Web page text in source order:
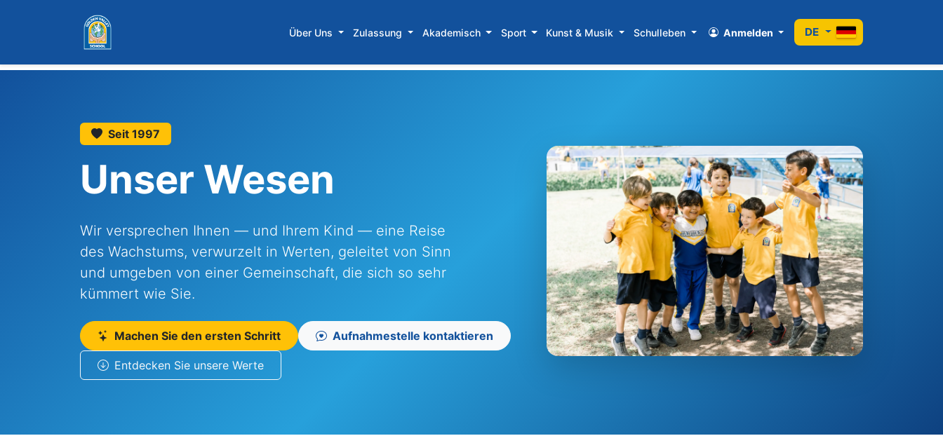
Über Uns Zulassung Akademisch Sport Kunst & Musik Schulleben Anmelden DE
Seit 1997
Unser Wesen
Wir versprechen Ihnen — und Ihrem Kind — eine Reise
des Wachstums, verwurzelt in Werten, geleitet von Sinn
und umgeben von einer Gemeinschaft, die sich so sehr
kümmert wie Sie.
Machen Sie den ersten Schritt Aufnahmestelle kontaktieren
Entdecken Sie unsere Werte